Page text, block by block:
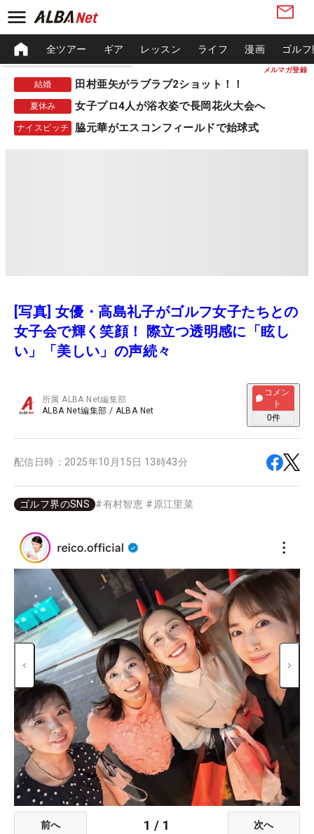
メルマガ登録
全ツアー ギア レッスン ライフ 漫画 ゴル
結婚 田村亜矢がラブラブ2ショット！！
夏休み 女子プロ4人が浴衣姿で長岡花火大会へ
ナイスピッチ 脇元華がエスコンフィールドで始球式
[写真] 女優・高島礼子がゴルフ女子たちとの
女子会で輝く笑顔！ 際立つ透明感に「眩し
い」「美しい」の声続々
所属ALBA Net編集部
ALBA Net編集部 / ALBA Net
コメン
ト
0件
配信日時： 2025年10月15日 13時43分
ゴルフ界のSNS #有村智恵 # 原江里菜
前へ 1 / 1 次へ